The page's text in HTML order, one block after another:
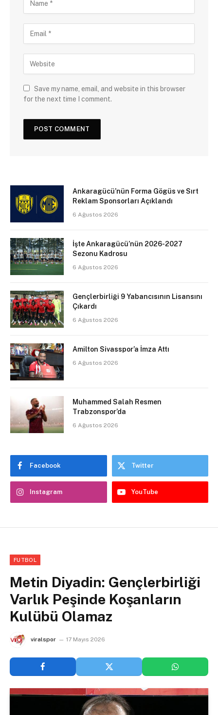
Save my name, email, and website in this browser
for the next time I comment.
Ankaragücü’nün Forma Gögüs ve Sırt
Reklam Sponsorları Açıklandı
6 Ağustos 2026
İşte Ankaragücü’nün 2026-2027
Sezonu Kadrosu
6 Ağustos 2026
Gençlerbirliği 9 Yabancısının Lisansını
Çıkardı
6 Ağustos 2026
Amilton Sivasspor’a İmza Attı
6 Ağustos 2026
Muhammed Salah Resmen
Trabzonspor’da
6 Ağustos 2026
Facebook Twitter
Instagram YouTube
FUTBOL
Metin Diyadin: Gençlerbirliği
Varlık Peşinde Koşanların
Kulübü Olamaz
viralspor 17 Mayıs 2026